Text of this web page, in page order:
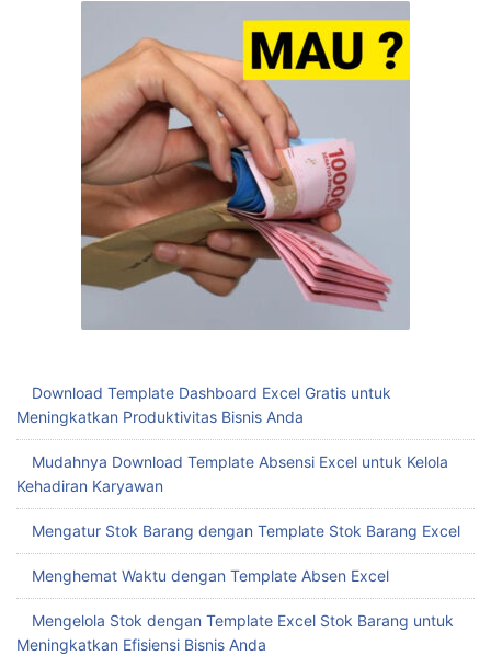
Download Template Dashboard Excel Gratis untuk
Meningkatkan Produktivitas Bisnis Anda
Mudahnya Download Template Absensi Excel untuk Kelola
Kehadiran Karyawan
Mengatur Stok Barang dengan Template Stok Barang Excel
Menghemat Waktu dengan Template Absen Excel
Mengelola Stok dengan Template Excel Stok Barang untuk
Meningkatkan Efisiensi Bisnis Anda